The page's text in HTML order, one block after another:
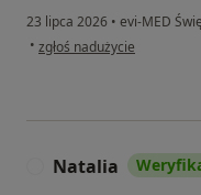
23 lipca 2026 • evi-MED
• w opinii użytkownika Joanna
zgłoś nadużycie
Natalia